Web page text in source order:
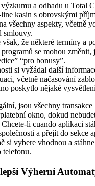
výzkumu a odhadu u Total
kasin s obrovskými
všechny aspekty, včetně
smlouvy.
však, že některé termíny a
se mohou
“pro bonusy”.
si vyžádal další
včetně načasování
poskytlo nějaké
jsou všechny
okno, dokud
li cuando aplikaci
a přejít do sekce
si vybere vhodnou a
telefonu.
Výherní